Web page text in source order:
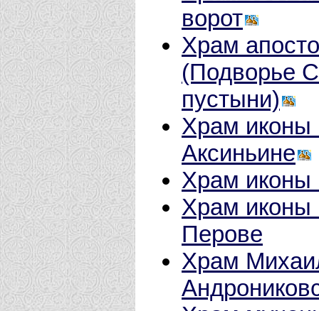
ворот
Храм
(Подворье
пустыни)
Храм иконы
Аксиньине
Храм иконы
Храм иконы
Перове
Храм